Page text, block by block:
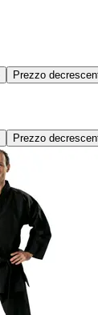
Prezzo
Prezzo